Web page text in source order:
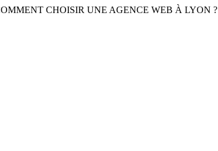
CHOISIR UNE AGENCE WEB À LYON ?